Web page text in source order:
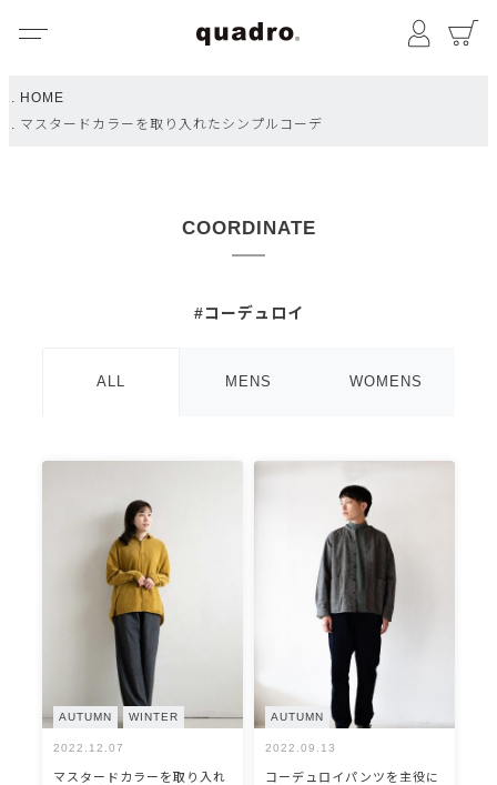
マイペ
HOME
マスタードカラーを取り入れたシンプルコーデ
COORDINATE
#コーデュロイ
ALL MENS WOMENS
AUTUMN WINTER
2022.12.07
マスタードカラーを取り入れ
AUTUMN
2022.09.13
コーデュロイパンツを主役に